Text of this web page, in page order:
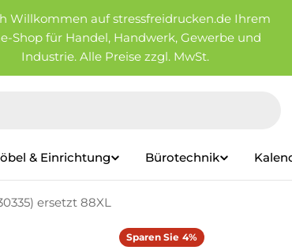
Willkommen auf stressfreidrucken.de Ihrem
Shop für Handel, Handwerk, Gewerbe und
Industrie. Alle Preise zzgl. MwSt.
& Einrichtung Bürotechnik
ersetzt 88XL
Sparen Sie 4%